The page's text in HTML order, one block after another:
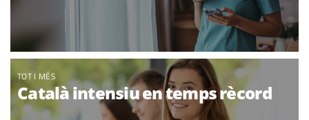
TOT I MÉS
Català intensiu en temps rècord